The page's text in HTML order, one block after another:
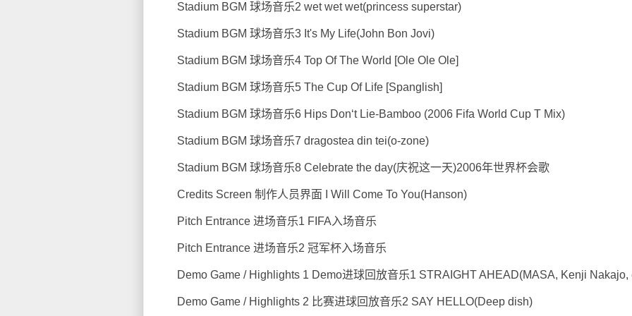
Stadium BGM 球场音乐2 wet wet wet(princess superstar)
Stadium BGM 球场音乐3 It's My Life(John Bon Jovi)
Stadium BGM 球场音乐4 Top Of The World [Ole Ole Ole]
Stadium BGM 球场音乐5 The Cup Of Life [Spanglish]
Stadium BGM 球场音乐6 Hips Don‘t Lie-Bamboo (2006 Fifa World Cup T Mix)
Stadium BGM 球场音乐7 dragostea din tei(o-zone)
Stadium BGM 球场音乐8 Celebrate the day(庆祝这一天)2006年世界杯会歌
Credits Screen 制作人员界面 I Will Come To You(Hanson)
Pitch Entrance 进场音乐1 FIFA入场音乐
Pitch Entrance 进场音乐2 冠军杯入场音乐
Demo Game / Highlights 1 Demo进球回放音乐1 STRAIGHT AHEAD(MASA, Kenji Nakajo,
Demo Game / Highlights 2 比赛进球回放音乐2 SAY HELLO(Deep dish)